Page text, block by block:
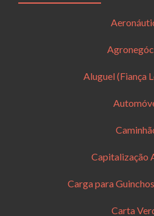
Aluguel (Fiança
Capitalização
Carga para
Carta